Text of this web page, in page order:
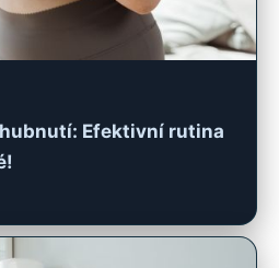
Efektivní rutina